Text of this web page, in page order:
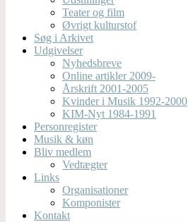
Teater og film
Øvrigt kulturstof
Søg i Arkivet
Udgivelser
Nyhedsbreve
Online artikler 2009-
Årskrift 2001-2005
Kvinder i Musik 1992-2000
KIM-Nyt 1984-1991
Personregister
Musik & køn
Bliv medlem
Vedtægter
Links
Organisationer
Komponister
Kontakt